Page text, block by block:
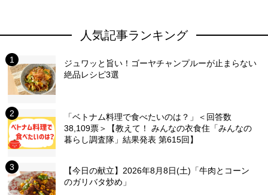
人気記事ランキング
ジュワッと旨い！ゴーヤチャンプルーが止まらない
絶品レシピ3選
「ベトナム料理で食べたいのは？」＜回答数
38,109票＞【教えて！ みんなの衣食住「みんなの
暮らし調査隊」結果発表 第615回】
【今日の献立】2026年8月8日(土)「牛肉とコーン
のガリバタ炒め」